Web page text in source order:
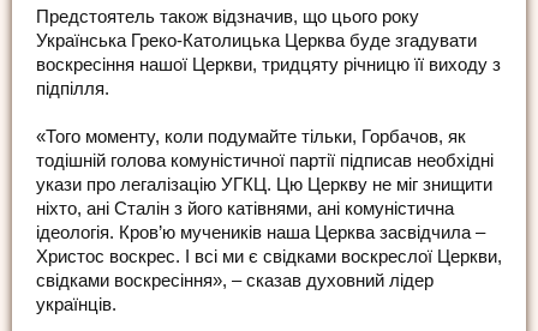
Предстоятель також відзначив, що цього року
Українська Греко-Католицька Церква буде згадувати
воскресіння нашої Церкви, тридцяту річницю її виходу з
підпілля.
«Того моменту, коли подумайте тільки, Горбачов, як
тодішній голова комуністичної партії підписав необхідні
укази про легалізацію УГКЦ. Цю Церкву не міг знищити
ніхто, ані Сталін з його катівнями, ані комуністична
ідеологія. Кров’ю мучеників наша Церква засвідчила –
Христос воскрес. І всі ми є свідками воскреслої Церкви,
свідками воскресіння», – сказав духовний лідер
українців.